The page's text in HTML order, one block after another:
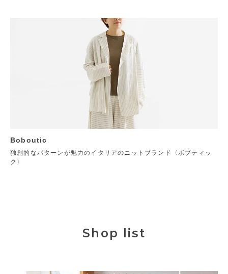
Boboutic
独創的なパターンが魅力のイタリアのニットブランド〈ボブティッ
ク〉
Shop list